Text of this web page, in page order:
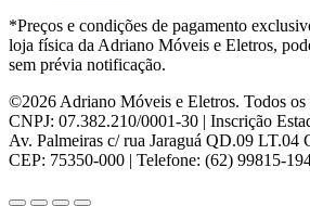
Level(3)
LG(8)
Libell(6)
Linea brasil
Lopas(2)
Lukaliam(8)
Madetec(7)
*Preços e condições de pagamento
loja física da Adriano Móveis e Eletros,
sem prévia notificação.
©2026 Adriano Móveis e Eletros. Todos os
CNPJ: 07.382.210/0001-30 | Inscrição
Av. Palmeiras c/ rua Jaraguá QD.09 LT.04
CEP: 75350-000 | Telefone: (62) 99815-